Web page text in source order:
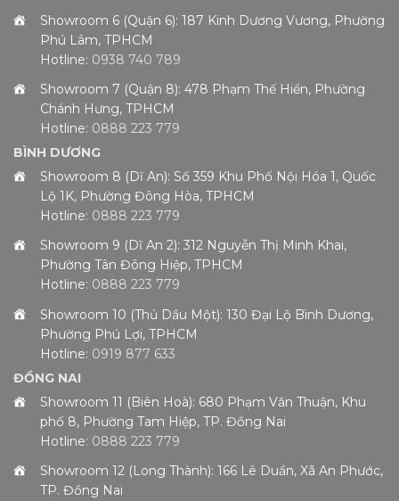
Showroom 6 (Quận 6): 187 Kinh Dương Vương, Phường
Phú Lâm, TPHCM
Hotline: 0938 740 789
Showroom 7 (Quận 8): 478 Phạm Thế Hiển, Phường
Chánh Hưng, TPHCM
Hotline: 0888 223 779
BÌNH DƯƠNG
Showroom 8 (Dĩ An): Số 359 Khu Phố Nội Hóa 1, Quốc
Lộ 1K, Phường Đông Hòa, TPHCM
Hotline: 0888 223 779
Showroom 9 (Dĩ An 2): 312 Nguyễn Thị Minh Khai,
Phường Tân Đông Hiệp, TPHCM
Hotline: 0888 223 779
Showroom 10 (Thủ Dầu Một): 130 Đại Lộ Bình Dương,
Phường Phú Lợi, TPHCM
Hotline: 0919 877 633
ĐỒNG NAI
Showroom 11 (Biên Hoà): 680 Phạm Văn Thuận, Khu
phố 8, Phường Tam Hiệp, TP. Đồng Nai
Hotline: 0888 223 779
Showroom 12 (Long Thành): 166 Lê Duẩn, Xã An Phước,
TP. Đồng Nai